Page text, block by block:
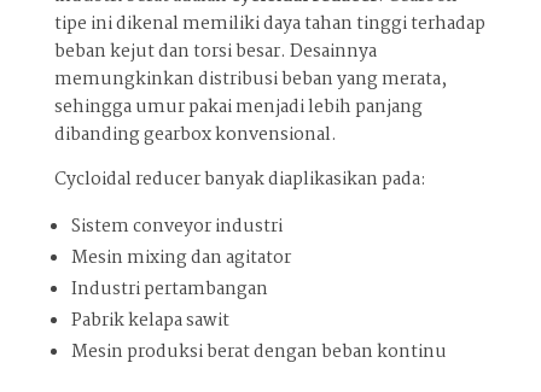
tipe ini dikenal memiliki daya tahan tinggi terhadap
beban kejut dan torsi besar. Desainnya
memungkinkan distribusi beban yang merata,
sehingga umur pakai menjadi lebih panjang
dibanding gearbox konvensional.
Cycloidal reducer banyak diaplikasikan pada:
Sistem conveyor industri
Mesin mixing dan agitator
Industri pertambangan
Pabrik kelapa sawit
Mesin produksi berat dengan beban kontinu